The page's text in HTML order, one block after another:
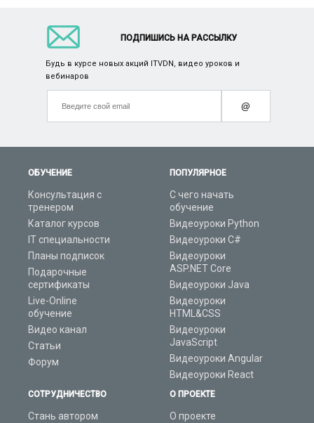
ОБУЧЕНИЕ
Консультация с
тренером
Каталог курсов
IT специальности
Планы подписок
Подарочные
сертификаты
Live-Online
обучение
Видео канал
Статьи
Форум
ПОПУЛЯРНОЕ
С чего начать
обучение
Видеоуроки Python
Видеоуроки C#
Видеоуроки
ASP.NET Core
Видеоуроки Java
Видеоуроки
HTML&CSS
Видеоуроки
JavaScript
Видеоуроки Angular
Видеоуроки React
СОТРУДНИЧЕСТВО
Стань автором
О ПРОЕКТЕ
О проекте
ПОДПИШИСЬ НА РАССЫЛКУ
Будь в курсе новых акций ITVDN, видео уроков и
вебинаров
@